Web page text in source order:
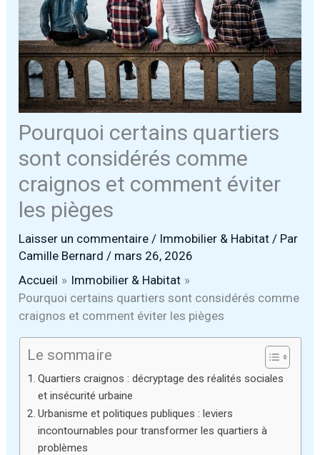
Pourquoi certains quartiers
sont considérés comme
craignos et comment éviter
les pièges
Laisser un commentaire / Immobilier & Habitat / Par
Camille Bernard / mars 26, 2026
Accueil
Immobilier & Habitat
Pourquoi certains quartiers sont considérés comme
craignos et comment éviter les pièges
Le sommaire
Quartiers craignos : décryptage des réalités sociales
et insécurité urbaine
Urbanisme et politiques publiques : leviers
incontournables pour transformer les quartiers à
problèmes